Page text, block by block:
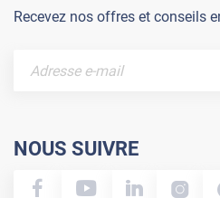
Recevez nos offres et conseils
NOUS SUIVRE